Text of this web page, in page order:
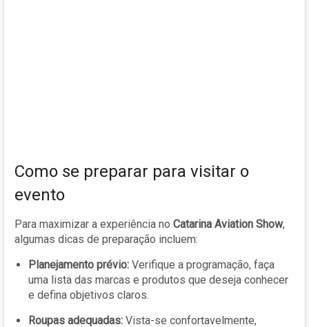
Como se preparar para visitar o
evento
Para maximizar a experiência no Catarina Aviation Show,
algumas dicas de preparação incluem:
Planejamento prévio: Verifique a programação, faça
uma lista das marcas e produtos que deseja conhecer
e defina objetivos claros.
Roupas adequadas: Vista-se confortavelmente,